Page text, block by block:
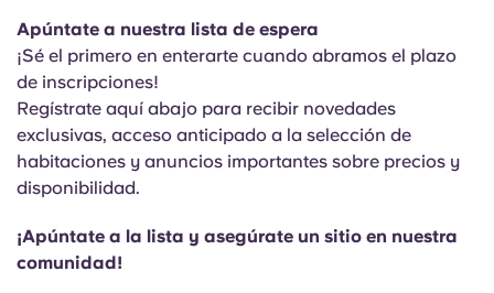
Cuenta Idioma
Elige una ciudad
Reserva ahora
Català Deutsch
Italian French
Apúntate a nuestra lista de espera
¡Sé el primero en enterarte cuando abramos el plazo
de inscripciones!
Regístrate aquí abajo para recibir novedades
exclusivas, acceso anticipado a la selección de
habitaciones y anuncios importantes sobre precios y
disponibilidad.
¡Apúntate a la lista y asegúrate un sitio en nuestra
comunidad!